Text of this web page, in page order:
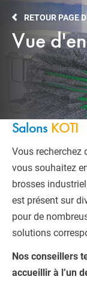
RETOUR PAGE
Vue
Salons KOTI
Vous recherchez
vous souhaitez
brosses
est présent sur
pour de
solutions
Nos conseillers
accueillir à l’un